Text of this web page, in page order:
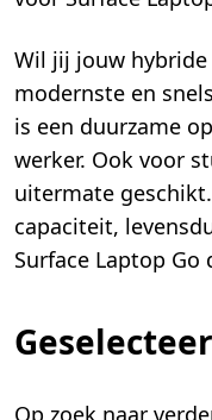
Wil jij jouw
modernste en
is een duurzame
werker. Ook voor
uitermate
capaciteit,
Surface Laptop
Op zoek naar